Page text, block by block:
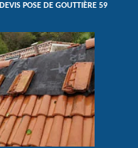
DEVIS POSE DE GOUTTIÈRE 59